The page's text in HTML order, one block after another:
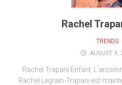
Rachel
TRENDS
AUGUST 9,
Rachel Trapani Enfant:
Rachel Legrain-Trapani est